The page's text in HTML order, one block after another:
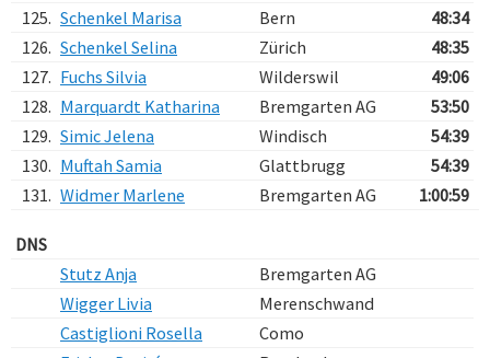
125. Schenkel Marisa Bern
48:34
126. Schenkel Selina Zürich
48:35
127. Fuchs Silvia Wilderswil
49:06
128. Marquardt Katharina Bremgarten AG
53:50
129. Simic Jelena Windisch
54:39
130. Muftah Samia Glattbrugg
54:39
131. Widmer Marlene Bremgarten AG 1:00:59
DNS
Stutz Anja
Bremgarten AG
Wigger Livia
Merenschwand
Castiglioni Rosella
Como